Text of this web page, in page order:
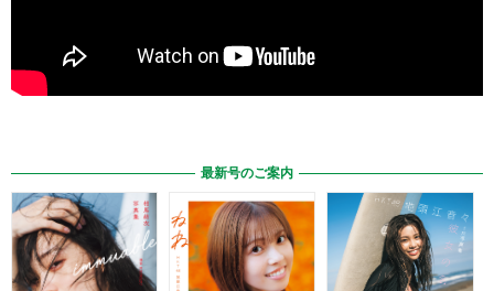
最新号のご案内